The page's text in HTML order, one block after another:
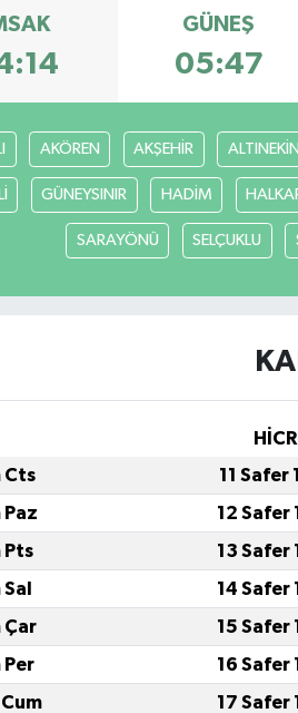
GÜNEŞ
05:47
AKÖREN AKŞEHİR ALTINEKİN
GÜNEYSINIR HADİM
SARAYÖNÜ SELÇUKLU
HİCRİ
Cts
11 Safer
Paz
12 Safer
Pts
13 Safer
14 Safer
Çar
15 Safer
Per
16 Safer
17 Safer